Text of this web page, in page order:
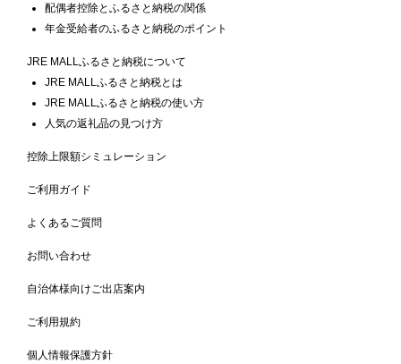
配偶者控除とふるさと納税の関係
年金受給者のふるさと納税のポイント
JRE MALLふるさと納税について
JRE MALLふるさと納税とは
JRE MALLふるさと納税の使い方
人気の返礼品の見つけ方
控除上限額シミュレーション
ご利用ガイド
よくあるご質問
お問い合わせ
自治体様向けご出店案内
ご利用規約
個人情報保護方針